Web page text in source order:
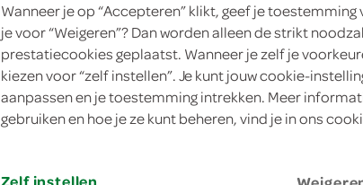
Wanneer je op “Accepteren” klikt, geef je toestemming
je voor “Weigeren”? Dan worden alleen de strikt
prestatiecookies geplaatst. Wanneer je zelf je
kiezen voor “zelf instellen”. Je kunt jouw cookie-
aanpassen en je toestemming intrekken. Meer
gebruiken en hoe je ze kunt beheren, vind je in ons